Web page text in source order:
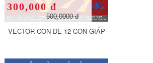
VECTOR CON DÊ 12 CON GIÁP
300,000 đ
500,0000 đ